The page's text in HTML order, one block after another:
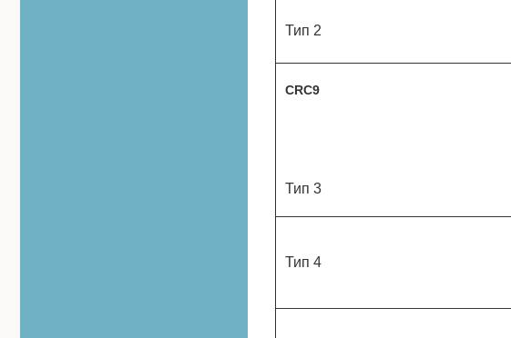
Тип 2
CRC9
Тип 3
Тип 4